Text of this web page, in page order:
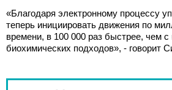
«Благодаря электронному процессу
теперь инициировать движения по
времени, в 100 000 раз быстрее, чем
биохимических подходов», - говорит